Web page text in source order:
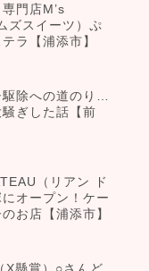
門店M’s
ズスイーツ）ぷ
ラ【浦添市】
除への道のり…
ぎした話【前
（リアン ド
オープン！ケー
お店【浦添市】